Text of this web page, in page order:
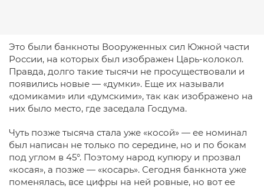
Это были банкноты Вооруженных сил Южной части
России, на которых был изображен Царь-колокол.
Правда, долго такие тысячи не просуществовали и
появились новые — «думки». Еще их называли
«домиками» или «думскими», так как изображено на
них было место, где заседала Госдума.
Чуть позже тысяча стала уже «косой» — ее номинал
был написан не только по середине, но и по бокам
под углом в 45°. Поэтому народ купюру и прозвал
«косая», а позже — «косарь». Сегодня банкнота уже
поменялась, все цифры на ней ровные, но вот ее